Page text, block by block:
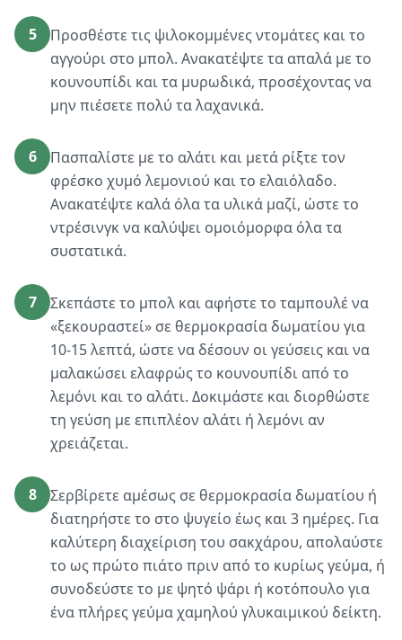
5
Προσθέστε τις ψιλοκομμένες ντομάτες και το
αγγούρι στο μπολ. Ανακατέψτε τα απαλά με το
κουνουπίδι και τα μυρωδικά, προσέχοντας να
μην πιέσετε πολύ τα λαχανικά.
6
Πασπαλίστε με το αλάτι και μετά ρίξτε τον
φρέσκο χυμό λεμονιού και το ελαιόλαδο.
Ανακατέψτε καλά όλα τα υλικά μαζί, ώστε το
ντρέσινγκ να καλύψει ομοιόμορφα όλα τα
συστατικά.
7
Σκεπάστε το μπολ και αφήστε το ταμπουλέ να
«ξεκουραστεί» σε θερμοκρασία δωματίου για
10-15 λεπτά, ώστε να δέσουν οι γεύσεις και να
μαλακώσει ελαφρώς το κουνουπίδι από το
λεμόνι και το αλάτι. Δοκιμάστε και διορθώστε
τη γεύση με επιπλέον αλάτι ή λεμόνι αν
χρειάζεται.
8
Σερβίρετε αμέσως σε θερμοκρασία δωματίου ή
διατηρήστε το στο ψυγείο έως και 3 ημέρες. Για
καλύτερη διαχείριση του σακχάρου, απολαύστε
το ως πρώτο πιάτο πριν από το κυρίως γεύμα, ή
συνοδεύστε το με ψητό ψάρι ή κοτόπουλο για
ένα πλήρες γεύμα χαμηλού γλυκαιμικού δείκτη.